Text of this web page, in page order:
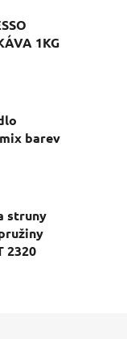
1KG
barev
struny
2320